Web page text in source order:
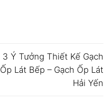
3 Ý Tưởng Thiết Kế Gạch
Ốp Lát Bếp – Gạch Ốp Lát
Hải Yến